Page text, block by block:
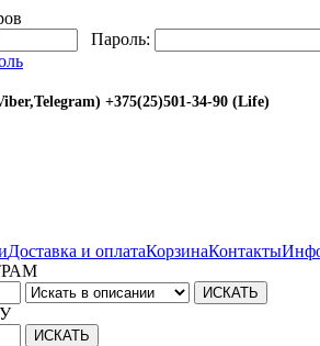
Пароль:
(МТС,Viber,Telegram)
Доставка и оплатаКорзинаКонтакты